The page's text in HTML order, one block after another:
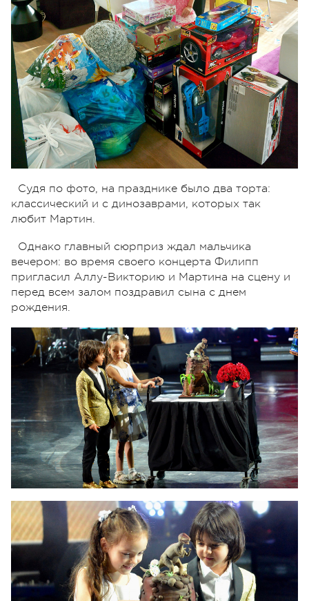
Судя по фото, на празднике было два торта:
классический и с динозаврами, которых так
любит Мартин.
Однако главный сюрприз ждал мальчика
вечером: во время своего концерта Филипп
пригласил Аллу-Викторию и Мартина на сцену и
перед всем залом поздравил сына с днем
рождения.